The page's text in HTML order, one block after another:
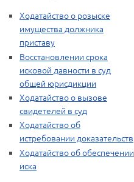
Ходатайство о розыске
имущества должника
приставу
Восстановлении срока
исковой давности в суд
общей юрисдикции
Ходатайство о вызове
свидетелей в суд
Ходатайство об
истребовании доказательств
Ходатайство об обеспечении
иска